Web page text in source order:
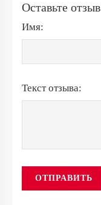
Оставьте отзыв
Имя:
Текст отзыва:
ОТПРАВИТЬ